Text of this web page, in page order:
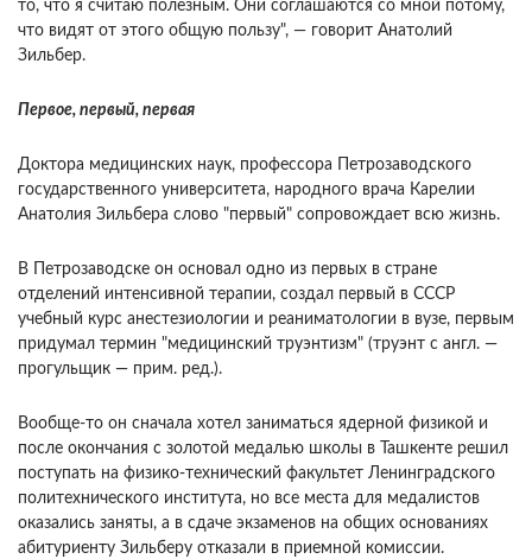
то, что я считаю полезным. Они соглашаются со мной потому,
что видят от этого общую пользу", — говорит Анатолий
Зильбер.
Первое, первый, первая
Доктора медицинских наук, профессора Петрозаводского
государственного университета, народного врача Карелии
Анатолия Зильбера слово "первый" сопровождает всю жизнь.
В Петрозаводске он основал одно из первых в стране
отделений интенсивной терапии, создал первый в СССР
учебный курс анестезиологии и реаниматологии в вузе, первым
придумал термин "медицинский труэнтизм" (труэнт с англ. —
прогульщик — прим. ред.).
Вообще-то он сначала хотел заниматься ядерной физикой и
после окончания с золотой медалью школы в Ташкенте решил
поступать на физико-технический факультет Ленинградского
политехнического института, но все места для медалистов
оказались заняты, а в сдаче экзаменов на общих основаниях
абитуриенту Зильберу отказали в приемной комиссии.